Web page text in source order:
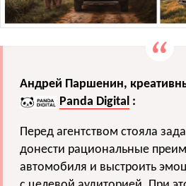
Андрей Паршенин,
Panda Digital :
Перед агентством стояла
донести рациональные
автомобиля и выстроить